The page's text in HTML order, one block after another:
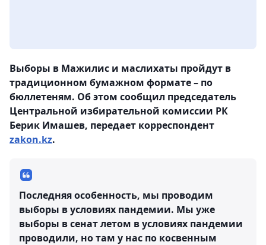
Выборы в Мажилис и маслихаты пройдут в
традиционном бумажном формате – по
бюллетеням. Об этом сообщил председатель
Центральной избирательной комиссии РК
Берик Имашев, передает корреспондент
zakon.kz.
Последняя особенность, мы проводим
выборы в условиях пандемии. Мы уже
выборы в сенат летом в условиях пандемии
проводили, но там у нас по косвенным